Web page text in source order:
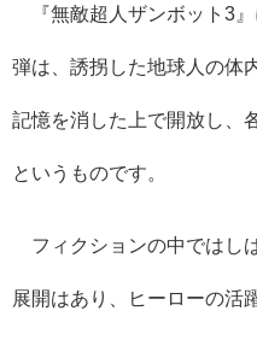
『無敵超人ザンボット 3
弾は、誘拐した地球人の体
記憶を消した上で開放し、
というものです。
フィクションの中ではし
展開はあり、ヒーローの活